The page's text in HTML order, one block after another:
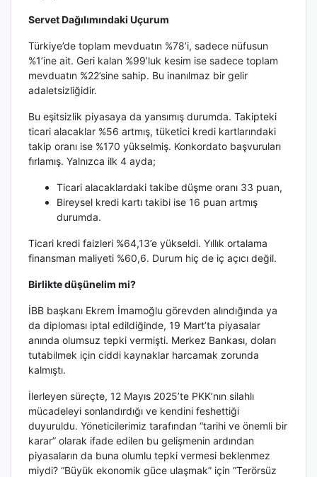
Servet Dağılımındaki Uçurum
Türkiye’de toplam mevduatın %78’i, sadece nüfusun
%1’ine ait. Geri kalan %99’luk kesim ise sadece toplam
mevduatın %22’sine sahip. Bu inanılmaz bir gelir
adaletsizliğidir.
Bu eşitsizlik piyasaya da yansımış durumda. Takipteki
ticari alacaklar %56 artmış, tüketici kredi kartlarındaki
takip oranı ise %170 yükselmiş. Konkordato başvuruları
fırlamış. Yalnızca ilk 4 ayda;
Ticari alacaklardaki takibe düşme oranı 33 puan,
Bireysel kredi kartı takibi ise 16 puan artmış
durumda.
Ticari kredi faizleri %64,13’e yükseldi. Yıllık ortalama
finansman maliyeti %60,6. Durum hiç de iç açıcı değil.
Birlikte düşünelim mi?
İBB başkanı Ekrem İmamoğlu görevden alındığında ya
da diploması iptal edildiğinde, 19 Mart’ta piyasalar
anında olumsuz tepki vermişti. Merkez Bankası, doları
tutabilmek için ciddi kaynaklar harcamak zorunda
kalmıştı.
İlerleyen süreçte, 12 Mayıs 2025’te PKK’nın silahlı
mücadeleyi sonlandırdığı ve kendini feshettiği
duyuruldu. Yöneticilerimiz tarafından “tarihi ve önemli bir
karar” olarak ifade edilen bu gelişmenin ardından
piyasaların da buna olumlu tepki vermesi beklenmez
miydi? “Büyük ekonomik güce ulaşmak” için “Terörsüz